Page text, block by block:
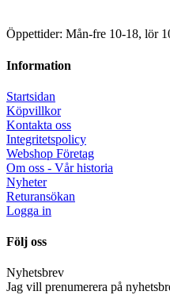
Öppettider: Mån-fre 10-18, lör
Information
Startsidan
Köpvillkor
Kontakta oss
Integritetspolicy
Webshop Företag
Om oss - Vår historia
Nyheter
Returansökan
Logga in
Följ oss
Nyhetsbrev
Jag vill prenumerera på